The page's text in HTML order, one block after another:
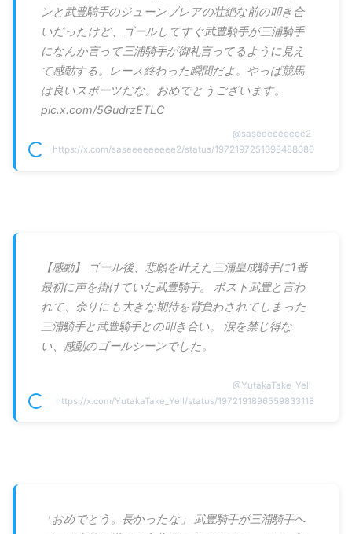
ンと武豊騎手のジューンブレアの壮絶な前の叩き合
いだったけど、ゴールしてすぐ武豊騎手が三浦騎手
になんか言って三浦騎手が御礼言ってるように見え
て感動する。レース終わった瞬間だよ。やっぱ競馬
は良いスポーツだな。おめでとうございます。
pic.x.com/5GudrzETLC
@saseeeeeeeee2
https://x.com/saseeeeeeeee2/status/1972197251398488080
【感動】 ゴール後、悲願を叶えた三浦皇成騎手に1番
最初に声を掛けていた武豊騎手。 ポスト武豊と言わ
れて、余りにも大きな期待を背負わされてしまった
三浦騎手と武豊騎手との叩き合い。 涙を禁じ得な
い、感動のゴールシーンでした。
@YutakaTake_Yell
https://x.com/YutakaTake_Yell/status/1972191896559833118
「おめでとう。長かったな」 武豊騎手が三浦騎手へ